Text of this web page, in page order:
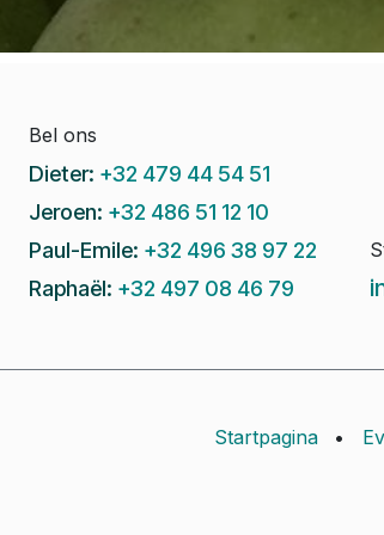
Bel ons
Dieter: +32 479 44 54 51
Jeroen: +32 486 51 12 10
Paul-Emile: +32 496 38 97 22
Raphaël: +32 497 08 46 79
Startpagina •